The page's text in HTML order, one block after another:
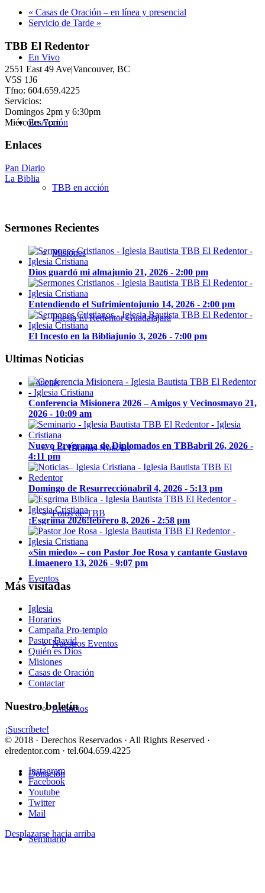
En Vivo
En Acción
TBB en acción
Misiones
Iglesia El Redentor Guadalajara
Noticias
Las Últimas Noticias
Fotos de TBB
Eventos
Nuestros Eventos
Anuncios
Donación
Seminario
« Casas de Oración – en línea y presencial
Servicio de Tarde »
TBB El Redentor
2551 East 49 Ave|Vancouver, BC
V5S 1J6
Tfno: 604.659.4225
Servicios:
Domingos 2pm y 6:30pm
Miércoles 7pm
Enlaces
Pan Diario
La Biblia
Sermones Recientes
Dios guardó mi almajunio 21, 2026 - 2:00 pm
Entendiendo el Sufrimientojunio 14, 2026 - 2:00 pm
El Incesto en la Bibliajunio 3, 2026 - 7:00 pm
Ultimas Noticias
Conferencia Misionera 2026 – Amigos y Vecinosmayo 21,
2026 - 10:09 am
Nuevo Programa de Diplomados en TBBabril 26, 2026 -
4:11 pm
Domingo de Resurrecciónabril 4, 2026 - 5:13 pm
¡Esgrima 2026!febrero 8, 2026 - 2:58 pm
«Sin miedo» – con Pastor Joe Rosa y cantante Gustavo
Limaenero 13, 2026 - 9:07 pm
Más visitadas
Iglesia
Horarios
Campaña Pro-templo
Pastor David
Quién es Dios
Misiones
Casas de Oración
Contactar
Nuestro boletín
¡Suscríbete!
© 2018 · Derechos Reservados · All Rights Reserved ·
elredentor.com · tel.604.659.4225
Instagram
Facebook
Youtube
Twitter
Mail
Desplazarse hacia arriba